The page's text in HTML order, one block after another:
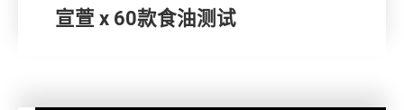
宣萱 x 60款食油测试